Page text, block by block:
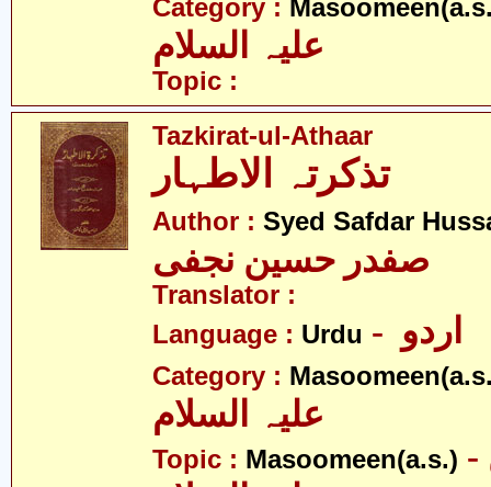
Category :
Topic :
Tazkirat-ul-Athaar
تذکرتہ الاطہار
Author : Syed Safdar
صفدر حسین نجفی
Translator :
Language : Urdu
Category :
Topic : Masoomeen(a.s.) - معصومین